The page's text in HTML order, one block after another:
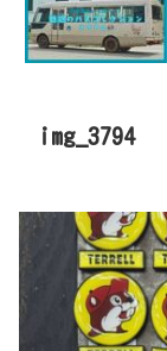
img_3794